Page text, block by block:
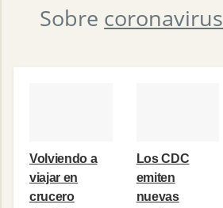
Sobre coronavirus
Volviendo a
viajar en
crucero
Los CDC
emiten
nuevas